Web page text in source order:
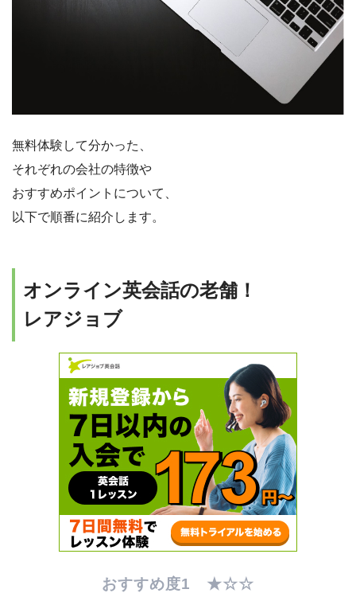
無料体験して分かった、
それぞれの会社の特徴や
おすすめポイントについて、
以下で順番に紹介します。
オンライン英会話の老舗！
レアジョブ
おすすめ度1 ★☆☆